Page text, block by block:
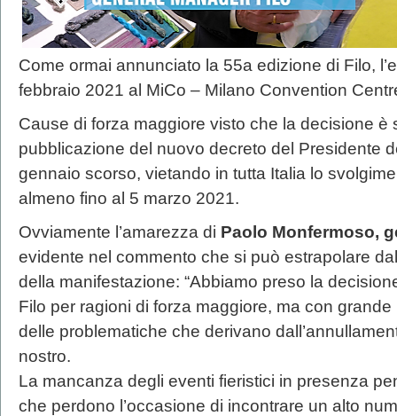
Come ormai annunciato la 55a edizione di Filo,
febbraio 2021 al MiCo – Milano Convention
Cause di forza maggiore visto che la decisione è
pubblicazione del nuovo decreto del Presidente
gennaio scorso, vietando in tutta Italia lo
almeno fino al 5 marzo 2021.
Ovviamente l’amarezza di Paolo Monfermoso,
evidente nel commento che si può estrapolare
della manifestazione: “Abbiamo preso la
Filo per ragioni di forza maggiore, ma con
delle problematiche che derivano
nostro.
La mancanza degli eventi fieristici in presenza
che perdono l’occasione di incontrare un alto